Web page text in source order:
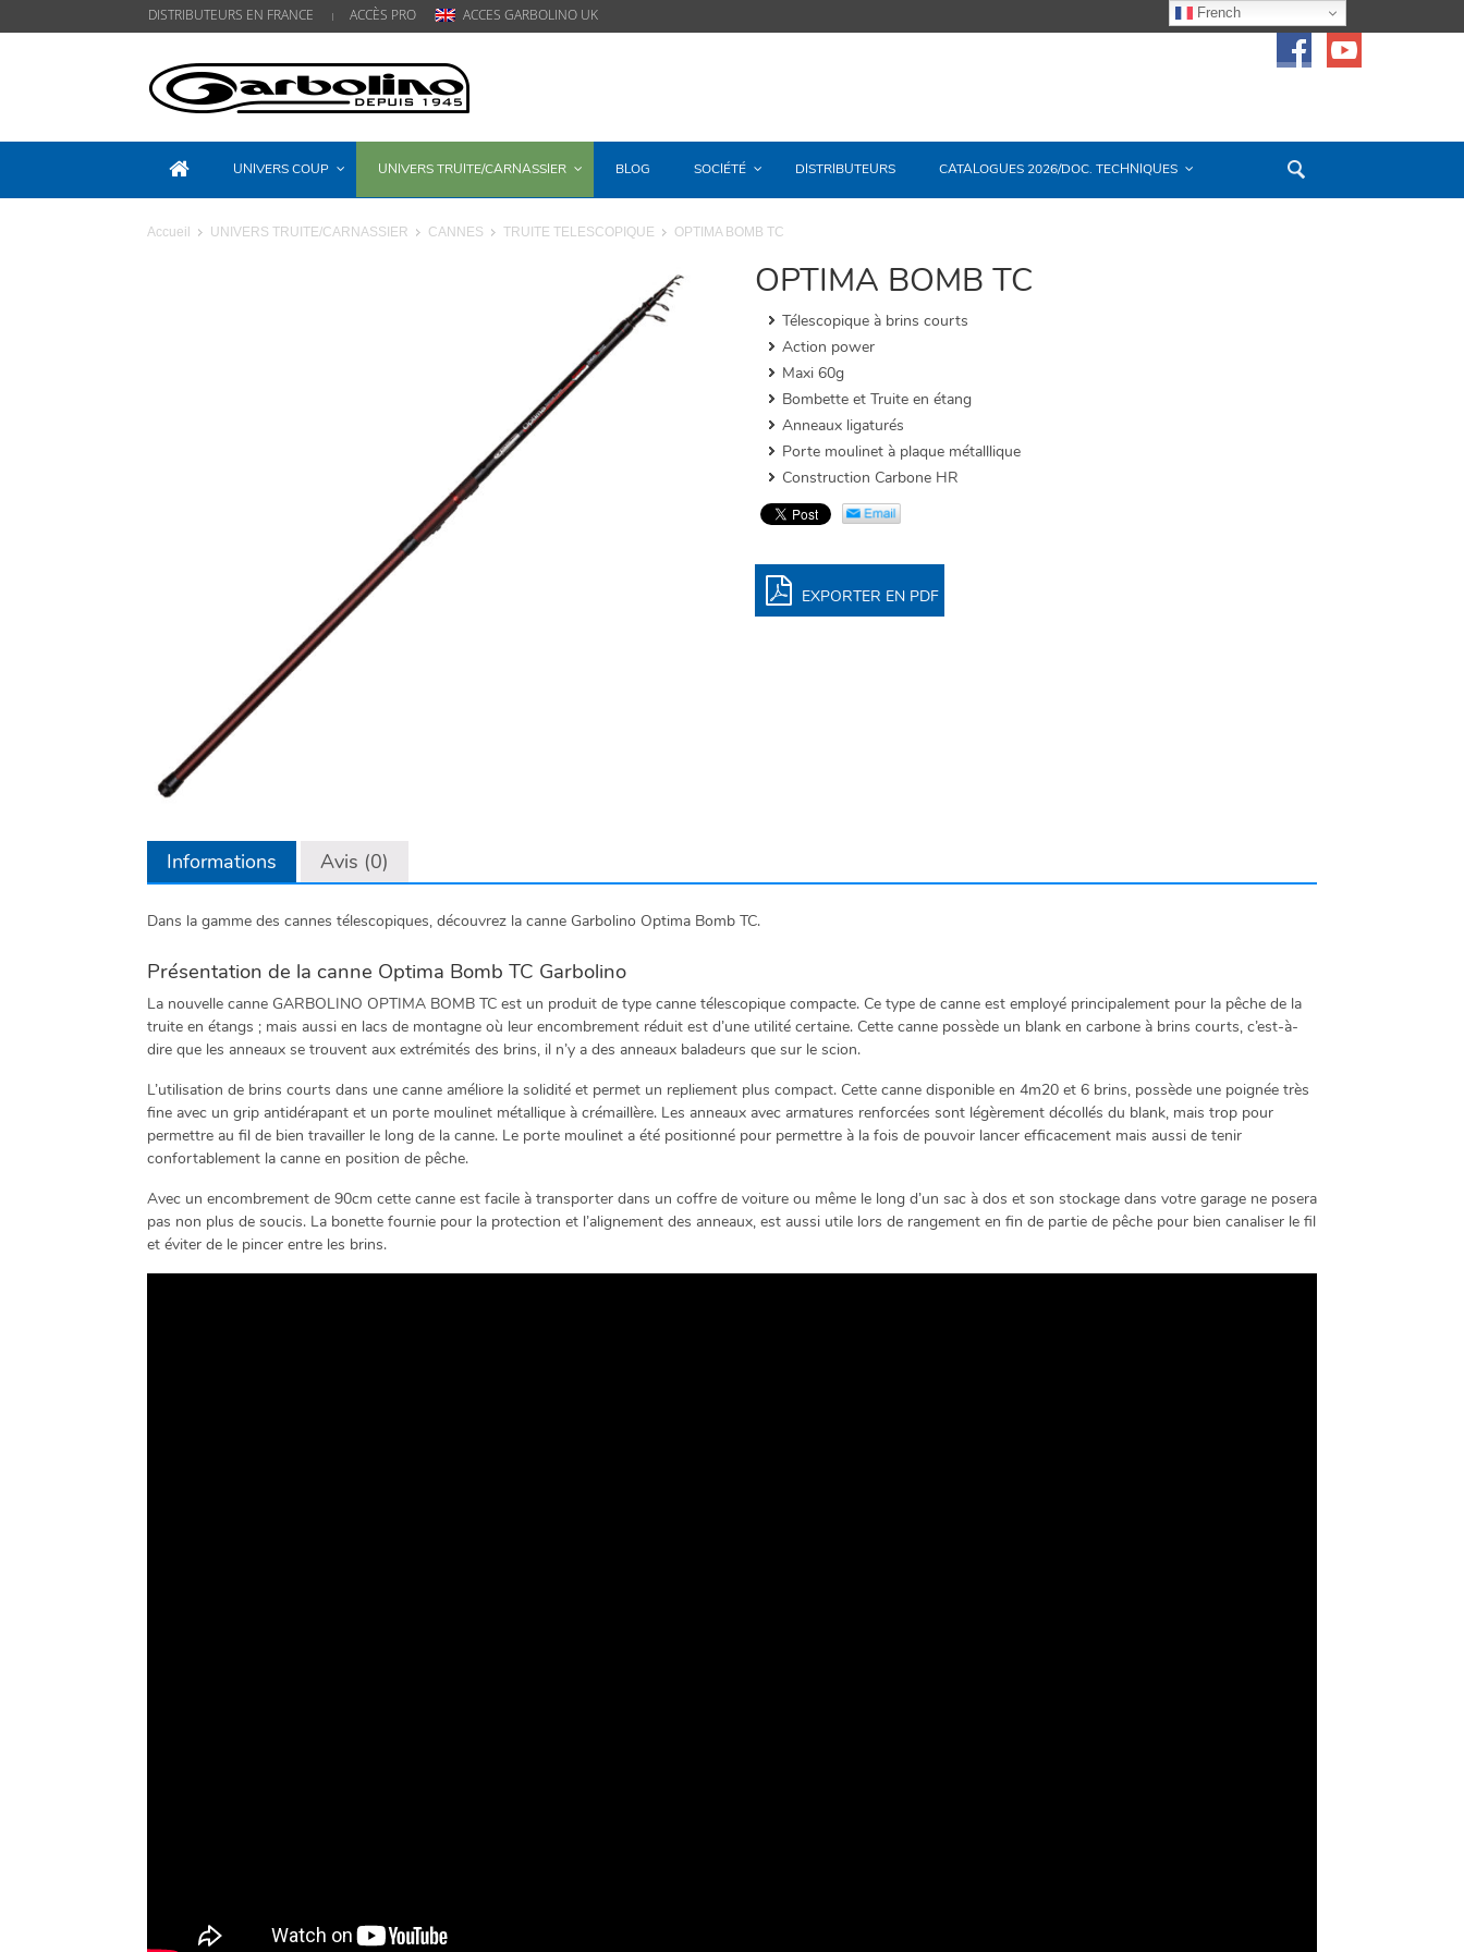
DISTRIBUTEURS EN FRANCE ACCÈS PRO ACCES GARBOLINO UK
UNIVERS COUP UNIVERS TRUITE/CARNASSIER BLOG SOCIÉTÉ DISTRIBUTEURS CATALOGUES 2026/DOC. TECHNIQUES
Accueil UNIVERS TRUITE/CARNASSIER CANNES TRUITE TELESCOPIQUE OPTIMA BOMB TC
OPTIMA BOMB TC
Télescopique à brins courts
Action power
Maxi 60g
Bombette et Truite en étang
Anneaux ligaturés
Porte moulinet à plaque métalllique
Construction Carbone HR
EXPORTER EN PDF
Informations Avis (0)
Dans la gamme des cannes télescopiques, découvrez la canne Garbolino Optima Bomb TC.
Présentation de la canne Optima Bomb TC Garbolino
La nouvelle canne GARBOLINO OPTIMA BOMB TC est un produit de type canne télescopique compacte. Ce type de canne est employé principalement pour la pêche de la
truite en étangs ; mais aussi en lacs de montagne où leur encombrement réduit est d’une utilité certaine. Cette canne possède un blank en carbone à brins courts, c’est-à-
dire que les anneaux se trouvent aux extrémités des brins, il n’y a des anneaux baladeurs que sur le scion.
L’utilisation de brins courts dans une canne améliore la solidité et permet un repliement plus compact. Cette canne disponible en 4m20 et 6 brins, possède une poignée très
fine avec un grip antidérapant et un porte moulinet métallique à crémaillère. Les anneaux avec armatures renforcées sont légèrement décollés du blank, mais trop pour
permettre au fil de bien travailler le long de la canne. Le porte moulinet a été positionné pour permettre à la fois de pouvoir lancer efficacement mais aussi de tenir
confortablement la canne en position de pêche.
Avec un encombrement de 90cm cette canne est facile à transporter dans un coffre de voiture ou même le long d’un sac à dos et son stockage dans votre garage ne posera
pas non plus de soucis. La bonette fournie pour la protection et l’alignement des anneaux, est aussi utile lors de rangement en fin de partie de pêche pour bien canaliser le fil
et éviter de le pincer entre les brins.
French